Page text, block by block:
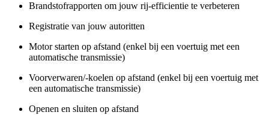
Brandstofrapporten om jouw rij-efficientie te verbeteren
Registratie van jouw autoritten
Motor starten op afstand (enkel bij een voertuig met een
automatische transmissie)
Voorverwaren/-koelen op afstand (enkel bij een voertuig met
een automatische transmissie)
Openen en sluiten op afstand